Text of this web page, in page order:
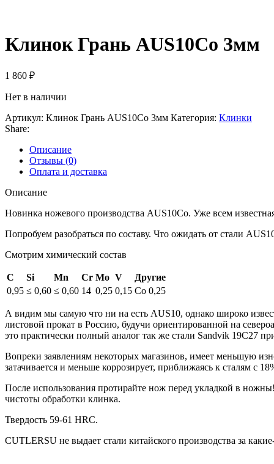
Клинок Грань AUS10Co 3мм
1 860 ₽
Нет в наличии
Артикул: Клинок Грань AUS10Co 3мм Категория: Клинки
Share:
Описание
Отзывы (0)
Оплата и доставка
Описание
Новинка ножевого производства AUS10Co. Уже всем
Попробуем разобраться по составу. Что ожидать от стали
Смотрим химический состав
C Si Mn Cr Mo V
Другие
0,95 ≤ 0,60 ≤ 0,60 14 0,25 0,15 Co 0,25
А видим мы самую что ни на есть AUS10, однако широко
листовой прокат в Россию, будучи ориентированной на
это практически полный аналог так же стали Sandvik 19C27
Вопреки заявлениям некоторых магазинов, имеет меньшую
затачивается и меньше коррозирует, приближаясь к сталям с
После использования протирайте нож перед укладкой в
чистоты обработки клинка.
Твердость 59-61 HRC.
CUTLERSU не выдает стали китайского производства за